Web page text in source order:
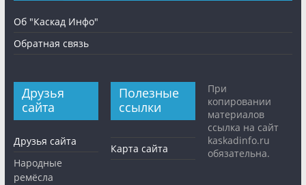
Об "Каскад Инфо"
Обратная связь
Друзья
сайта
Друзья сайта
Народные
ремёсла
Полезные
ссылки
Карта сайта
При
копировании
материалов
ссылка на сайт
kaskadinfo.ru
обязательна.